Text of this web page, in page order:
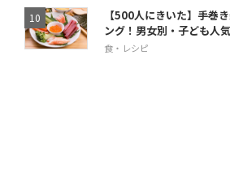
【500人にきいた】手巻
ング！男女別・子ども人
食・レシピ